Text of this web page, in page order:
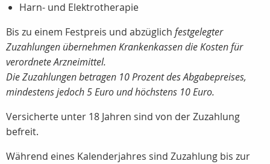
Harn- und Elektrotherapie
Bis zu einem Festpreis und abzüglich festgelegter
Zuzahlungen übernehmen Krankenkassen die Kosten für
verordnete Arzneimittel.
Die Zuzahlungen betragen 10 Prozent des Abgabepreises,
mindestens jedoch 5 Euro und höchstens 10 Euro.
Versicherte unter 18 Jahren sind von der Zuzahlung
befreit.
Während eines Kalenderjahres sind Zuzahlung bis zur